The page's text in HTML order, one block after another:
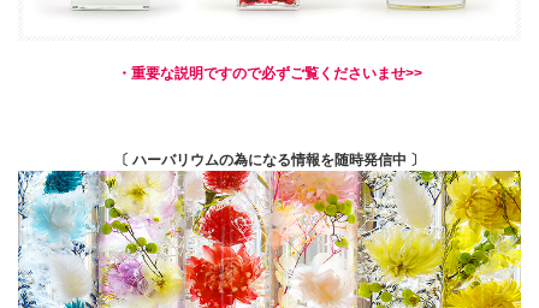
・重要な説明ですので必ずご覧くださいませ>>
〔 ハーバリウムの為になる情報を随時発信中 〕